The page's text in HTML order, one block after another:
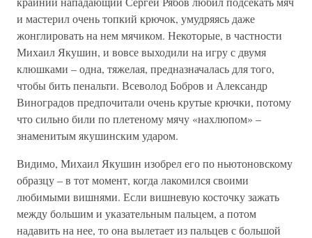
и мастерил очень топкий крючок, умудряясь даже
жонглировать на нем мячиком. Некоторые, в частности
Михаил Якушин, и вовсе выходили на игру с двумя
клюшками – одна, тяжелая, предназначалась для того,
чтобы бить пенальти. Всеволод Бобров и Александр
Виноградов предпочитали очень крутые крючки, потому
что сильно били по плетеному мячу «нахлюпом» –
знаменитым якушинским ударом.
Видимо, Михаил Якушин изобрел его по ньютоновскому
образцу – в тот момент, когда лакомился своими
любимыми вишнями. Если вишневую косточку зажать
между большим и указательным пальцем, а потом
надавить на нее, то она вылетает из пальцев с большой